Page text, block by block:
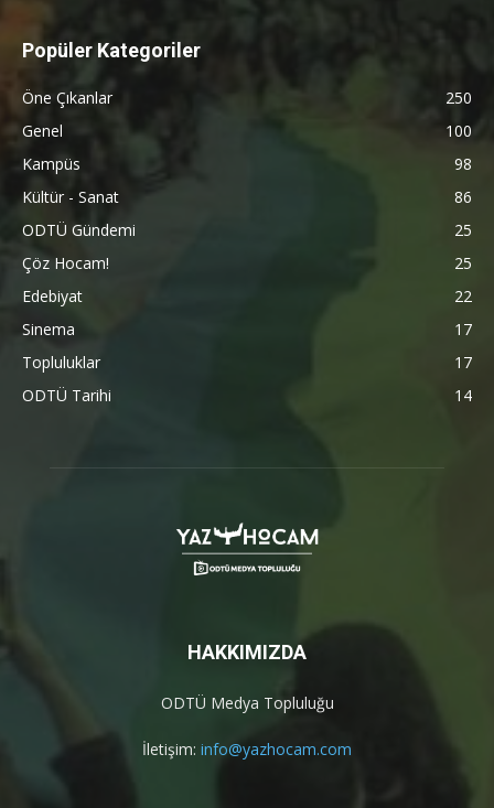
Popüler Kategoriler
Öne Çıkanlar
250
Genel
100
Kampüs
98
Kültür - Sanat
86
ODTÜ Gündemi
25
Çöz Hocam!
25
Edebiyat
22
Sinema
17
Topluluklar
17
ODTÜ Tarihi
14
HAKKIMIZDA
ODTÜ Medya Topluluğu
İletişim: info@yazhocam.com